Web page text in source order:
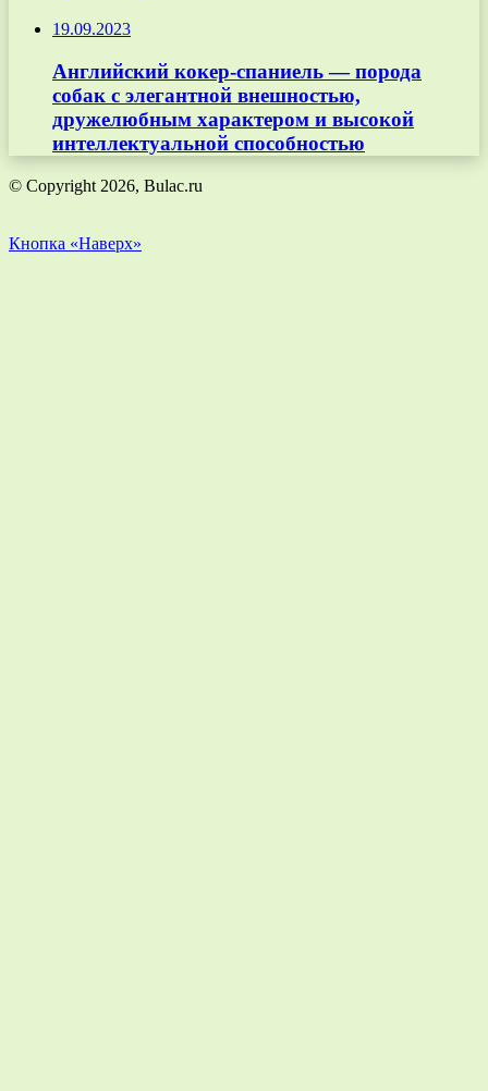
19.09.2023
Английский кокер-спаниель — порода
собак с элегантной внешностью,
дружелюбным характером и высокой
интеллектуальной способностью
© Copyright 2026, Bulac.ru
Кнопка «Наверх»